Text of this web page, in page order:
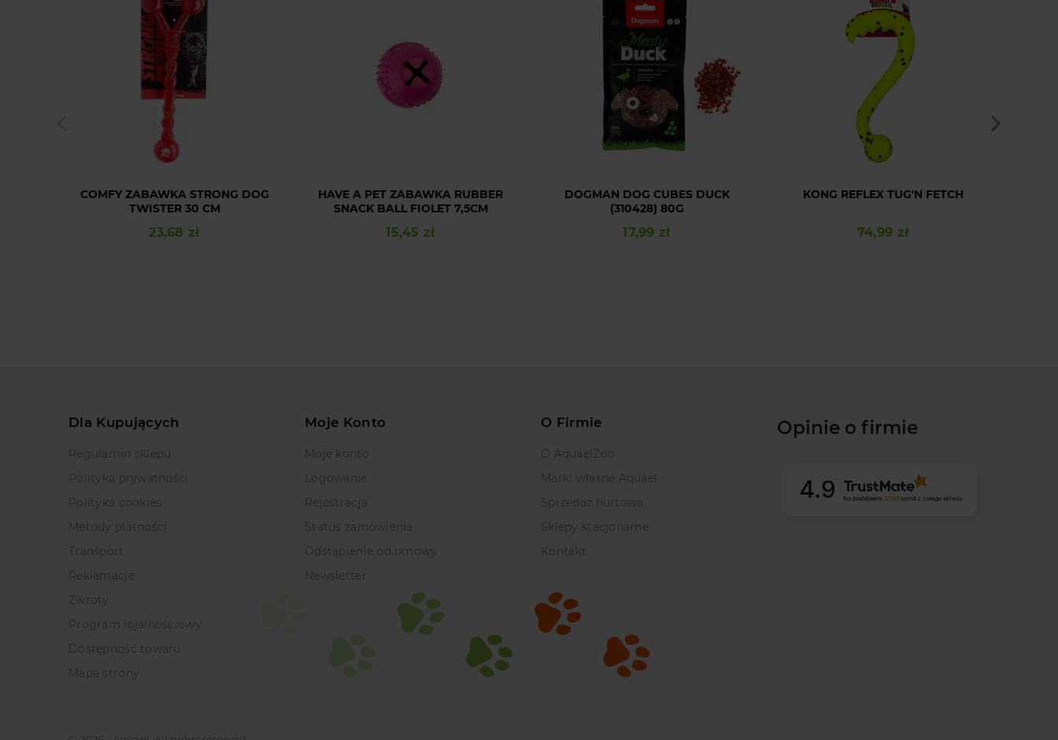
COMFY ZABAWKA STRONG DOG
TWISTER 30 CM
Cena
23,68 zł
HAVE A PET ZABAWKA RUBBER
SNACK BALL FIOLET 7,5CM
Cena
15,45 zł
DOGMAN DOG CUBES DUCK
(310428) 80G
Cena
17,99 zł
KONG REFLEX TUG'N FETCH
Cena
74,99 zł
Dla Kupujących
Regulamin sklepu
Polityka prywatności
Polityka cookies
Metody platności
Transport
Reklamacje
Zwroty
Program lojalnościowy
Dostępność towaru
Mapa strony
Moje Konto
Moje konto
Logowanie
Rejestracja
Status zamówienia
Odstąpienie od umowy
Newsletter
O Firmie
O AquaelZoo
Marki własne Aquael
Sprzedaż hurtowa
Sklepy stacjonarne
Kontakt
Opinie o firmie